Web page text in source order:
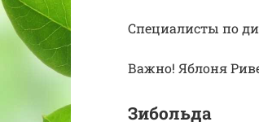
Специалисты по
Важно! Яблоня
Зибольда